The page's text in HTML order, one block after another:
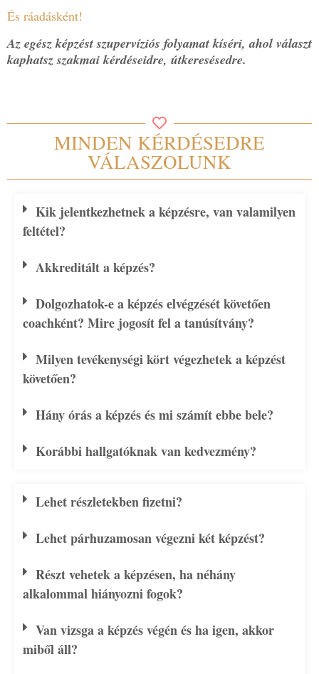
És ráadásként!
Az egész képzést szupervíziós folyamat kíséri, ahol választ
kaphatsz szakmai kérdéseidre, útkeresésedre.
MINDEN KÉRDÉSEDRE
VÁLASZOLUNK
Kik jelentkezhetnek a képzésre, van valamilyen
feltétel?
Akkreditált a képzés?
Dolgozhatok-e a képzés elvégzését követően
coachként? Mire jogosít fel a tanúsítvány?
Milyen tevékenységi kört végezhetek a képzést
követően?
Hány órás a képzés és mi számít ebbe bele?
Korábbi hallgatóknak van kedvezmény?
Lehet részletekben fizetni?
Lehet párhuzamosan végezni két képzést?
Részt vehetek a képzésen, ha néhány
alkalommal hiányozni fogok?
Van vizsga a képzés végén és ha igen, akkor
miből áll?